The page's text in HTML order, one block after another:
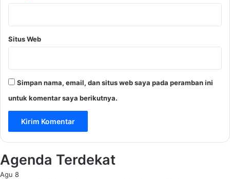
Situs Web
Simpan nama, email, dan situs web saya pada peramban ini
untuk komentar saya berikutnya.
Agenda Terdekat
Agu 8